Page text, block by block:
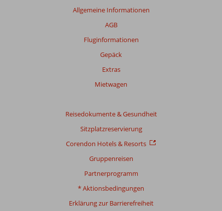
Allgemeine Informationen
AGB
Fluginformationen
Gepäck
Extras
Mietwagen
Reisedokumente & Gesundheit
Sitzplatzreservierung
Corendon Hotels & Resorts
Gruppenreisen
Partnerprogramm
* Aktionsbedingungen
Erklärung zur Barrierefreiheit